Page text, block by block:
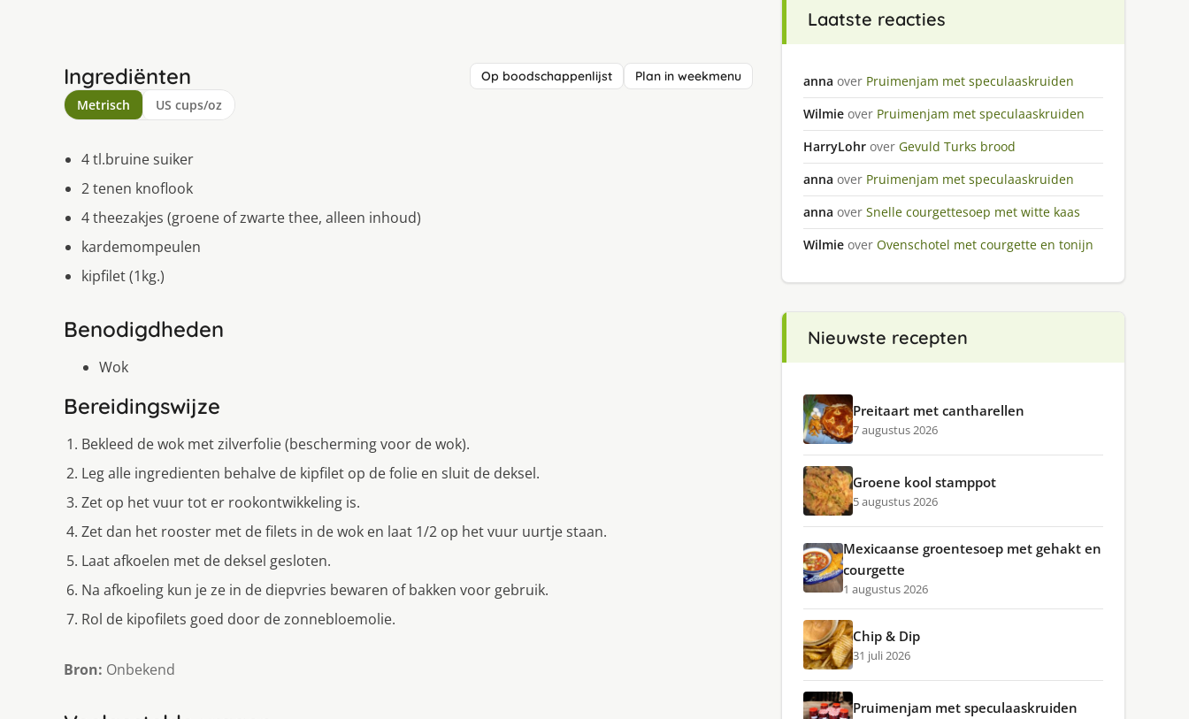
Ingrediënten Op boodschappenlijst Plan in weekmenu
Metrisch US cups/oz
4 tl.bruine suiker
2 tenen knoflook
4 theezakjes (groene of zwarte thee, alleen inhoud)
kardemompeulen
kipfilet (1kg.)
Benodigdheden
Wok
Bereidingswijze
Bekleed de wok met zilverfolie (bescherming voor de wok).
Leg alle ingredienten behalve de kipfilet op de folie en sluit de deksel.
Zet op het vuur tot er rookontwikkeling is.
Zet dan het rooster met de filets in de wok en laat 1/2 op het vuur uurtje staan.
Laat afkoelen met de deksel gesloten.
Na afkoeling kun je ze in de diepvries bewaren of bakken voor gebruik.
Rol de kipofilets goed door de zonnebloemolie.
Bron: Onbekend
Laatste reacties
anna over Pruimenjam met speculaaskruiden
Wilmie over Pruimenjam met speculaaskruiden
HarryLohr over Gevuld Turks brood
anna over Pruimenjam met speculaaskruiden
anna over Snelle courgettesoep met witte kaas
Wilmie over Ovenschotel met courgette en tonijn
Nieuwste recepten
Preitaart met cantharellen
7 augustus 2026
Groene kool stamppot
5 augustus 2026
Mexicaanse groentesoep met gehakt en
courgette
1 augustus 2026
Chip & Dip
31 juli 2026
Pruimenjam met speculaaskruiden